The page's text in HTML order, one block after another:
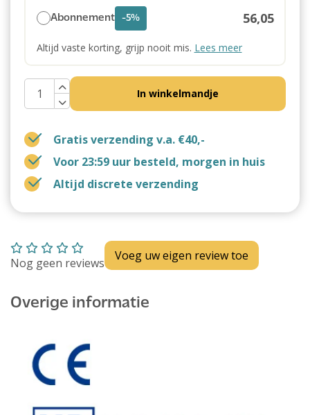
Abonnement -5% 56,05
Altijd vaste korting, grijp nooit mis. Lees meer
In winkelmandje
Gratis verzending v.a. €40,-
Voor 23:59 uur besteld, morgen in huis
Altijd discrete verzending
Nog geen reviews Voeg uw eigen review toe
Overige informatie